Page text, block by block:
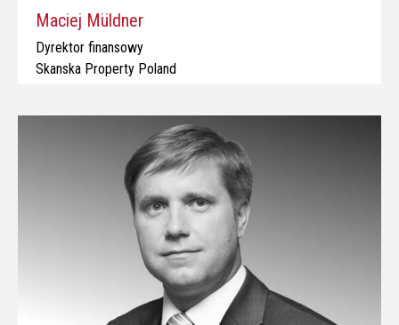
Maciej Müldner
Dyrektor finansowy
Skanska Property Poland